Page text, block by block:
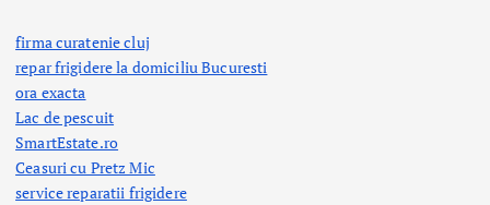
firma curatenie cluj
repar frigidere la domiciliu Bucuresti
ora exacta
Lac de pescuit
SmartEstate.ro
Ceasuri cu Pretz Mic
service reparatii frigidere